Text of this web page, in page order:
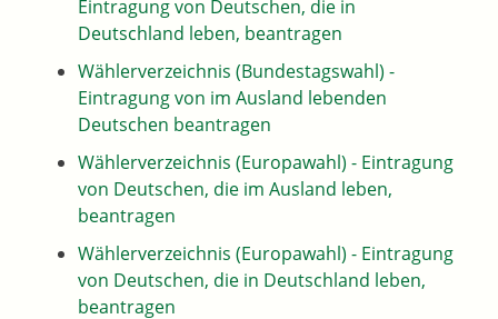
Eintragung von Deutschen, die in
Deutschland leben, beantragen
Wählerverzeichnis (Bundestagswahl) -
Eintragung von im Ausland lebenden
Deutschen beantragen
Wählerverzeichnis (Europawahl) - Eintragung
von Deutschen, die im Ausland leben,
beantragen
Wählerverzeichnis (Europawahl) - Eintragung
von Deutschen, die in Deutschland leben,
beantragen